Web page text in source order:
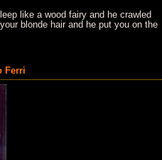
like a wood fairy and he crawled
blonde hair and he put you on the
Ferri